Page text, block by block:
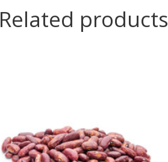
Related products